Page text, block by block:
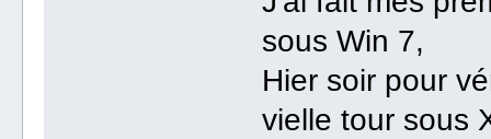
sous Win 7,
Hier soir pour
vielle tour sous